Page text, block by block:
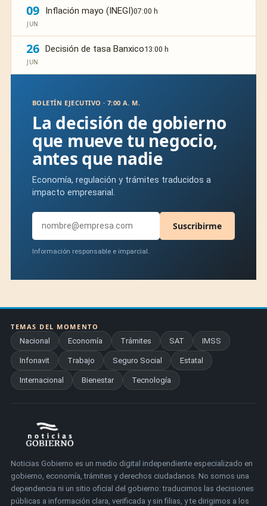
09
JUN
Inflación mayo (INEGI)07:00 h
26
JUN
Decisión de tasa Banxico13:00 h
BOLETÍN EJECUTIVO · 7:00 A. M.
La decisión de gobierno
que mueve tu negocio,
antes que nadie
Economía, regulación y trámites traducidos a
impacto empresarial.
Suscribirme
Información responsable e imparcial.
TEMAS DEL MOMENTO
Nacional
Economía Trámites SAT IMSS
Infonavit Trabajo Seguro Social Estatal
Internacional Bienestar Tecnología
Noticias Gobierno es un medio digital independiente especializado en
gobierno, economía, trámites y derechos ciudadanos. No somos una
dependencia ni un sitio oficial del gobierno: traducimos las decisiones
públicas a información clara, verificada y sin filias, y te dirigimos a los